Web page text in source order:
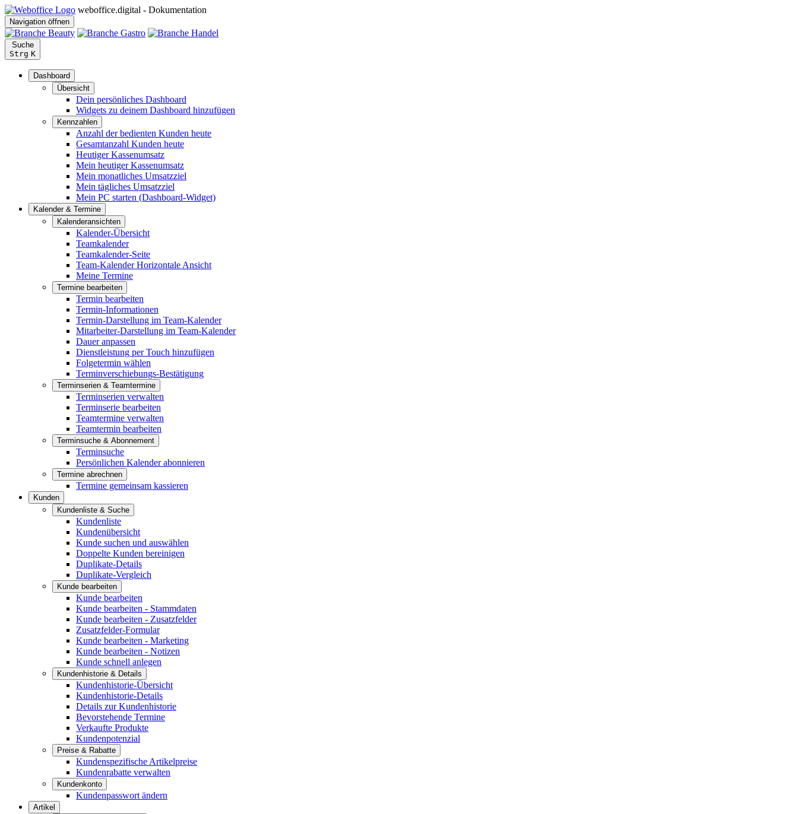
weboffice.digital - Dokumentation
Navigation öffnen
Suche
Strg K
Dashboard
Übersicht
Dein persönliches Dashboard
Widgets zu deinem Dashboard hinzufügen
Kennzahlen
Anzahl der bedienten Kunden heute
Gesamtanzahl Kunden heute
Heutiger Kassenumsatz
Mein heutiger Kassenumsatz
Mein monatliches Umsatzziel
Mein tägliches Umsatzziel
Mein PC starten (Dashboard-Widget)
Kalender & Termine
Kalenderansichten
Kalender-Übersicht
Teamkalender
Teamkalender-Seite
Team-Kalender Horizontale Ansicht
Meine Termine
Termine bearbeiten
Termin bearbeiten
Termin-Informationen
Termin-Darstellung im Team-Kalender
Mitarbeiter-Darstellung im Team-Kalender
Dauer anpassen
Dienstleistung per Touch hinzufügen
Folgetermin wählen
Terminverschiebungs-Bestätigung
Terminserien & Teamtermine
Terminserien verwalten
Terminserie bearbeiten
Teamtermine verwalten
Teamtermin bearbeiten
Terminsuche & Abonnement
Terminsuche
Persönlichen Kalender abonnieren
Termine abrechnen
Termine gemeinsam kassieren
Kunden
Kundenliste & Suche
Kundenliste
Kundenübersicht
Kunde suchen und auswählen
Doppelte Kunden bereinigen
Duplikate-Details
Duplikate-Vergleich
Kunde bearbeiten
Kunde bearbeiten
Kunde bearbeiten - Stammdaten
Kunde bearbeiten - Zusatzfelder
Zusatzfelder-Formular
Kunde bearbeiten - Marketing
Kunde bearbeiten - Notizen
Kunde schnell anlegen
Kundenhistorie & Details
Kundenhistorie-Übersicht
Kundenhistorie-Details
Details zur Kundenhistorie
Bevorstehende Termine
Verkaufte Produkte
Kundenpotenzial
Preise & Rabatte
Kundenspezifische Artikelpreise
Kundenrabatte verwalten
Kundenkonto
Kundenpasswort ändern
Artikel